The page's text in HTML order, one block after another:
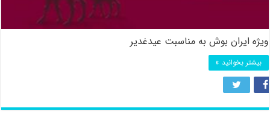
ویژه ایران بوش به مناسبت عیدغدیر
بیشتر بخوانید »